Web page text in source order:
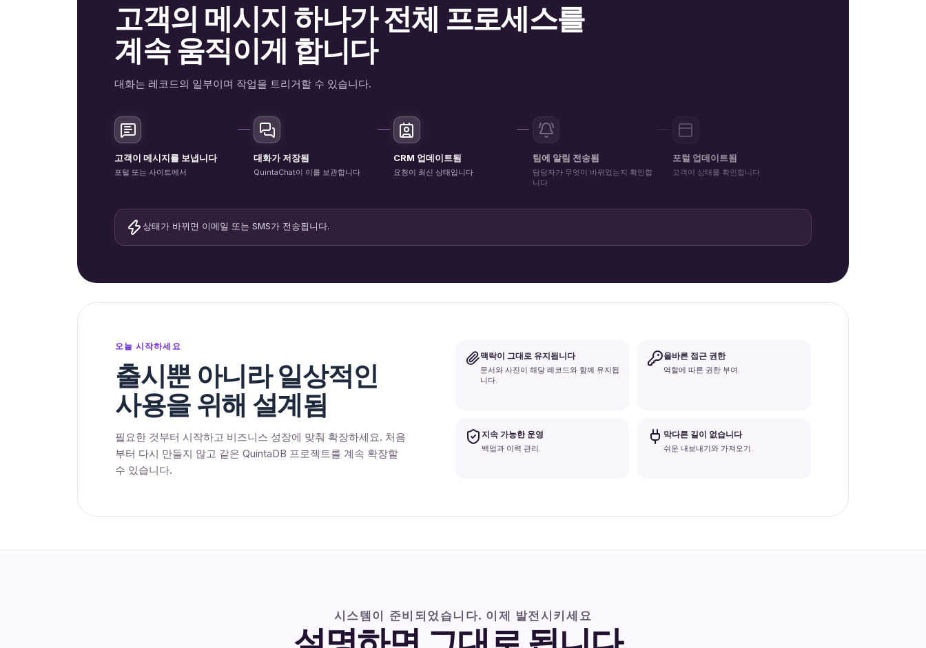
고객의 메시지 하나가 전체 프로세스를
계속 움직이게 합니다
대화는 레코드의 일부이며 작업을 트리거할 수 있습니다.
고객이 메시지를 보냅니다
포털 또는 사이트에서
대화가 저장됨
QuintaChat이 이를 보관합니다
CRM 업데이트됨
요청이 최신 상태입니다
팀에 알림 전송됨
담당자가 무엇이 바뀌었는지 확인합
니다
포털 업데이트됨
고객이 상태를 확인합니다
상태가 바뀌면 이메일 또는 SMS가 전송됩니다.
오늘 시작하세요
출시뿐 아니라 일상적인
사용을 위해 설계됨
필요한 것부터 시작하고 비즈니스 성장에 맞춰 확장하세요. 처음
부터 다시 만들지 않고 같은 QuintaDB 프로젝트를 계속 확장할
수 있습니다.
맥락이 그대로 유지됩니다
문서와 사진이 해당 레코드와 함께 유지됩
니다.
올바른 접근 권한
역할에 따른 권한 부여.
지속 가능한 운영
백업과 이력 관리.
막다른 길이 없습니다
쉬운 내보내기와 가져오기.
시스템이 준비되었습니다. 이제 발전시키세요